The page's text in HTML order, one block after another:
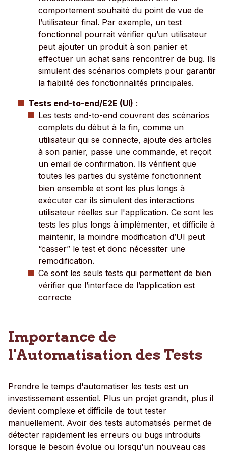
comportement souhaité du point de vue de
l’utilisateur final. Par exemple, un test
fonctionnel pourrait vérifier qu’un utilisateur
peut ajouter un produit à son panier et
effectuer un achat sans rencontrer de bug. Ils
simulent des scénarios complets pour garantir
la fiabilité des fonctionnalités principales.
Tests end-to-end/E2E (UI) :
Les tests end-to-end couvrent des scénarios
complets du début à la fin, comme un
utilisateur qui se connecte, ajoute des articles
à son panier, passe une commande, et reçoit
un email de confirmation. Ils vérifient que
toutes les parties du système fonctionnent
bien ensemble et sont les plus longs à
exécuter car ils simulent des interactions
utilisateur réelles sur l'application. Ce sont les
tests les plus longs à implémenter, et difficile à
maintenir, la moindre modification d’UI peut
“casser” le test et donc nécessiter une
remodification.
Ce sont les seuls tests qui permettent de bien
vérifier que l’interface de l’application est
correcte
Importance de
l'Automatisation des Tests
Prendre le temps d'automatiser les tests est un
investissement essentiel. Plus un projet grandit, plus il
devient complexe et difficile de tout tester
manuellement. Avoir des tests automatisés permet de
détecter rapidement les erreurs ou bugs introduits
lorsque le besoin évolue ou lorsqu'un nouveau cas